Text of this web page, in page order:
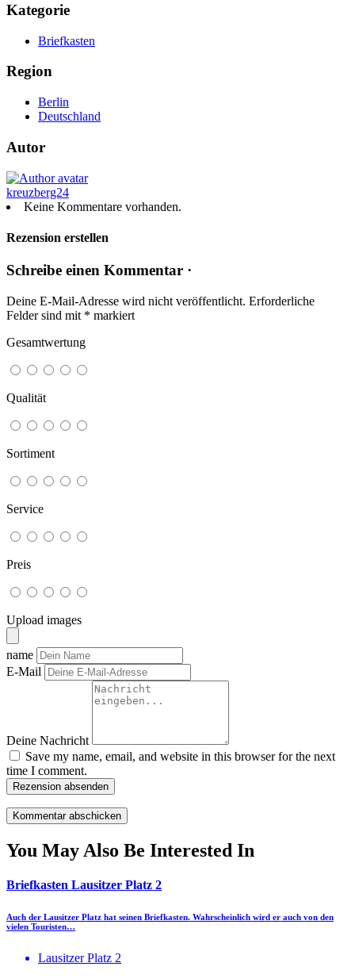
Kategorie
Briefkasten
Region
Berlin
Deutschland
Autor
kreuzberg24
Keine Kommentare vorhanden.
Rezension erstellen
Schreibe einen Kommentar ·
Deine E-Mail-Adresse wird nicht veröffentlicht. Erforderliche
Felder sind mit * markiert
Gesamtwertung
Qualität
Sortiment
Service
Preis
Upload images
name
E-Mail
Deine Nachricht
Save my name, email, and website in this browser for the next
time I comment.
Rezension absenden
You May Also Be Interested In
Briefkasten Lausitzer Platz 2
Auch der Lausitzer Platz hat seinen Briefkasten. Wahrscheinlich wird er auch von den
vielen Touristen…
Lausitzer Platz 2